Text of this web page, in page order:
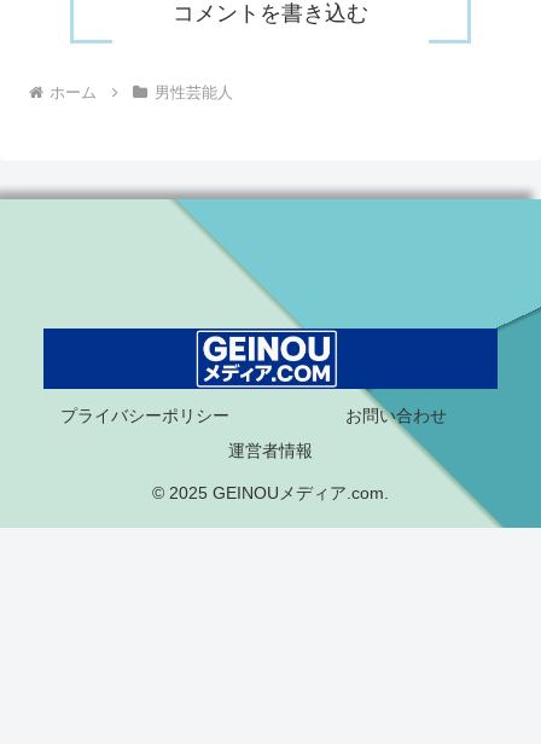
コメントを書き込む
ホーム 男性芸能人
プライバシーポリシー
お問い合わせ
運営者情報
© 2025 GEINOUメディア.com.